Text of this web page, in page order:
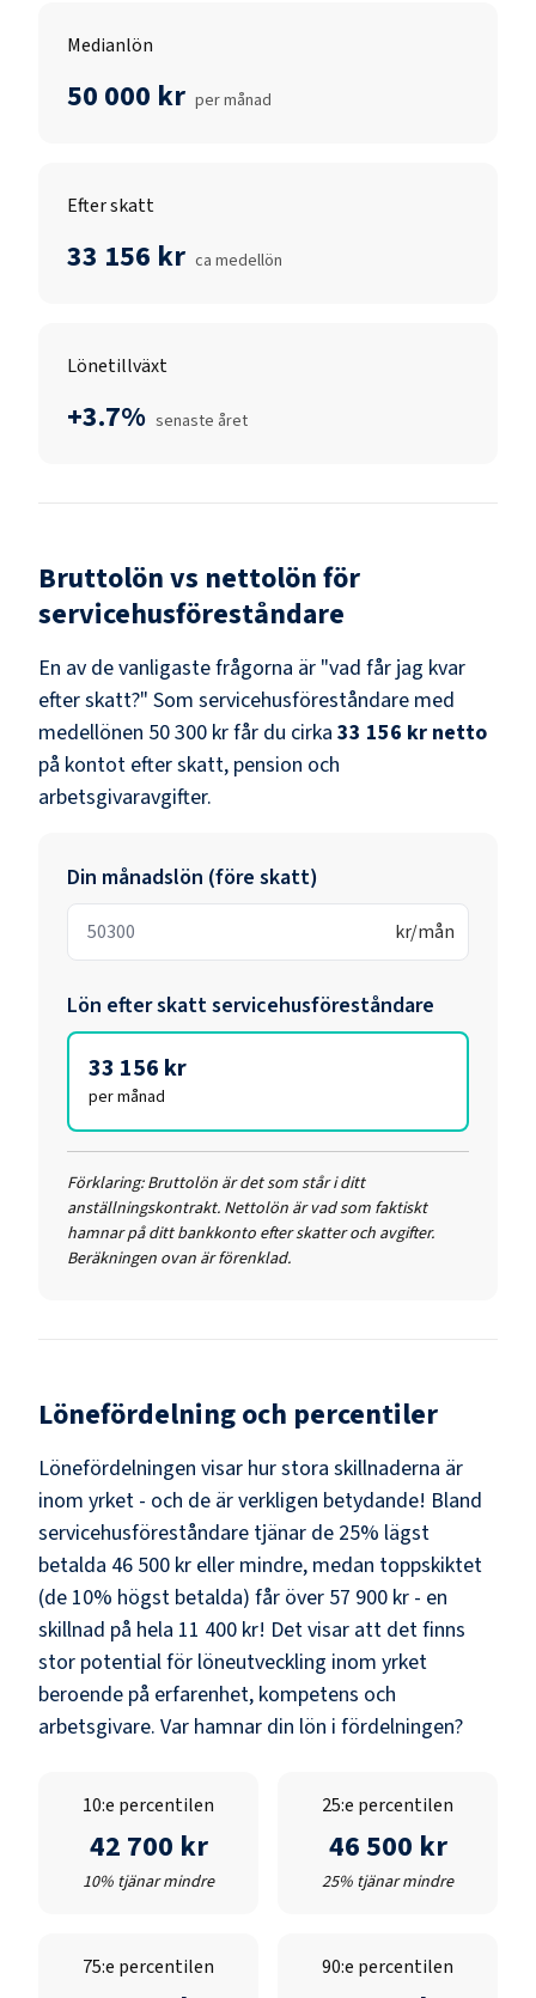
Medianlön
50 000 kr per månad
Efter skatt
33 156 kr ca medellön
Lönetillväxt
+3.7% senaste året
Bruttolön vs nettolön för
servicehusföreståndare
En av de vanligaste frågorna är "vad får jag kvar
efter skatt?" Som servicehusföreståndare med
medellönen 50 300 krfår du cirka 33 156 kr netto
på kontot efter skatt, pension och
arbetsgivaravgifter.
Din månadslön (före skatt)
kr/mån
Lön efter skattservicehusföreståndare
33 156 kr
per månad
Förklaring: Bruttolön är det som står i ditt
anställningskontrakt. Nettolön är vad som faktiskt
hamnar på ditt bankkonto efter skatter och avgifter.
Beräkningen ovan är förenklad.
Lönefördelning och percentiler
Lönefördelningen visar hur stora skillnaderna är
inom yrket - och de är verkligen betydande! Bland
servicehusföreståndare tjänar de 25% lägst
betalda 46 500 kr eller mindre, medan toppskiktet
(de 10% högst betalda) får över 57 900 kr - en
skillnad på hela 11 400 kr! Det visar att det finns
stor potential för löneutveckling inom yrket
beroende på erfarenhet, kompetens och
arbetsgivare. Var hamnar din lön i fördelningen?
10:e percentilen
42 700 kr
10% tjänar mindre
25:e percentilen
46 500 kr
25% tjänar mindre
75:e percentilen 90:e percentilen